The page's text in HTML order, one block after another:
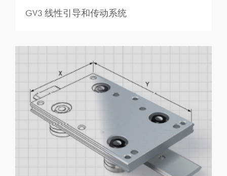
GV3 线性引导和传动系统